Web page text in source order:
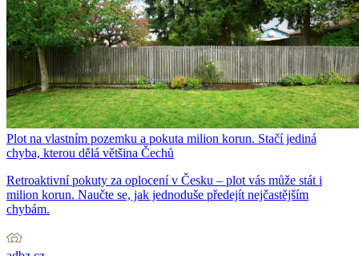
Plot na vlastním pozemku a pokuta milion korun. Stačí jediná
chyba, kterou dělá většina Čechů
Retroaktivní pokuty za oplocení v Česku – plot vás může stát i
milion korun. Naučte se, jak jednoduše předejít nejčastějším
chybám.